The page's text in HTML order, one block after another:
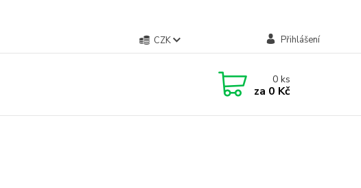
CZK Přihlášení
0ks
za 0 Kč